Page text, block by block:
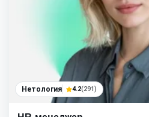
Нетология 4.2(291)